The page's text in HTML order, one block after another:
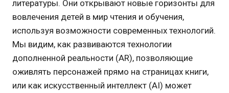
литературы. Они открывают новые горизонты для
вовлечения детей в мир чтения и обучения,
используя возможности современных технологий.
Мы видим, как развиваются технологии
дополненной реальности (AR), позволяющие
оживлять персонажей прямо на страницах книги,
или как искусственный интеллект (AI) может